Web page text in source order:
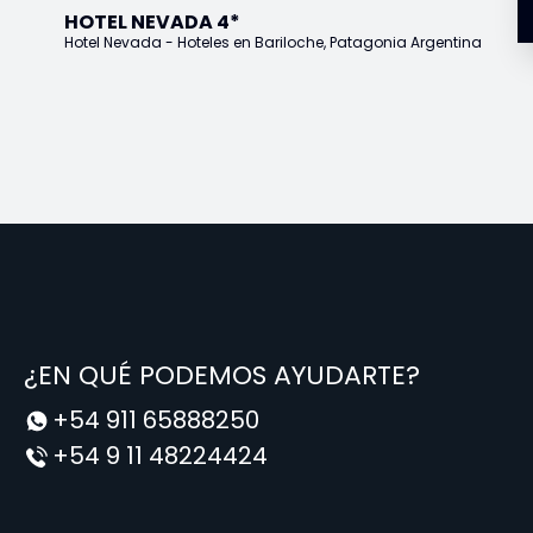
HOTEL NEVADA 4*
Hotel Nevada - Hoteles en Bariloche, Patagonia Argentina
¿EN QUÉ PODEMOS AYUDARTE?
+54 911 65888250
+54 9 11 48224424